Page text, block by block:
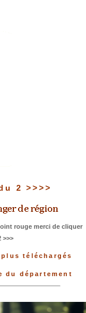
2 >>>>
rouge merci de cliquer
>>>
téléchargés
du département